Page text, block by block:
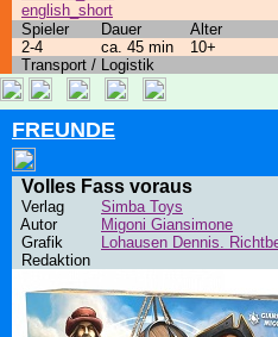
english_short
Spieler
Dauer Alter
2-4
ca. 45 min 10+
Transport / Logistik
FREUNDE
Volles Fass voraus
Verlag
Simba Toys
Autor
Migoni Giansimone
Grafik
Lohausen Dennis.
Redaktion